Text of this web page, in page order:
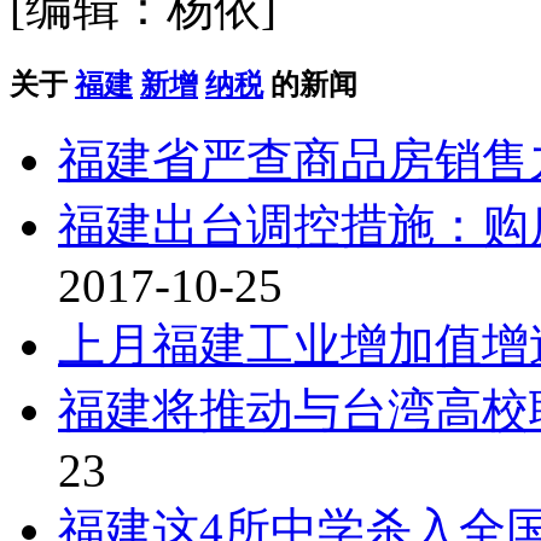
关于 福建 新增 纳税 的新闻
福建省严查商品房销
福建出台调控措施：
2017-10-25
上月福建工业增加值
福建将推动与台湾高
23
福建这4所中学杀入全